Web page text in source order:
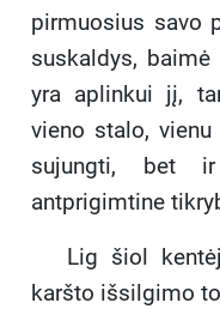
pirmuosius savo
suskaldys,
yra aplinkui jį,
vieno stalo,
sujungti, bet
antprigimtine
Lig šiol
karšto išsilgimo